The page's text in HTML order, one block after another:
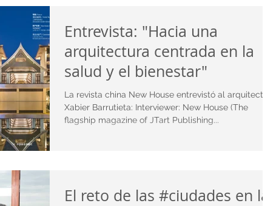
Entrevista: "Hacia una
arquitectura centrada en la
salud y el bienestar"
La revista china New House entrevistó al arquitecto
Xabier Barrutieta: Interviewer: New House (The
flagship magazine of JTart Publishing...
El reto de las #ciudades en la